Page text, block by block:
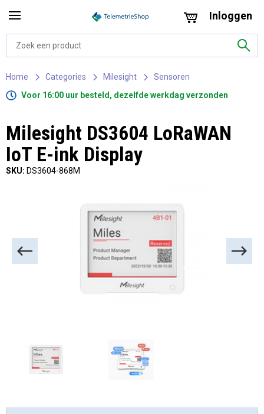
Inloggen
Home Categories Milesight
Sensoren
Voor 16:00 uur besteld, dezelfde werkdag verzonden
Milesight DS3604 LoRaWAN
IoT E-ink Display
SKU: DS3604-868M